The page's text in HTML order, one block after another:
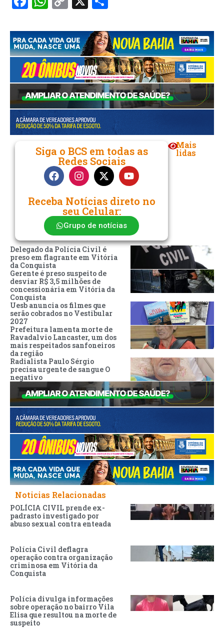
Siga o BCS em todas as
Redes Sociais
Receba Notícias direto no
seu Celular:
Grupo de notícias
Mais
lidas
Delegado da Polícia Civil é
preso em flagrante em Vitória
da Conquista
Gerente é preso suspeito de
desviar R$ 3,5 milhões de
concessionária em Vitória da
Conquista
Uesb anuncia os filmes que
serão cobrados no Vestibular
2027
Prefeitura lamenta morte de
Ravadalvio Lancaster, um dos
mais respeitados sanfoneiros
da região
Radialista Paulo Sérgio
precisa urgente de sangue O
negativo
Noticias Relacionadas
POLÍCIA CIVIL prende ex-
padrasto investigado por
abuso sexual contra enteada
Polícia Civil deflagra
operação contra organização
criminosa em Vitória da
Conquista
Polícia divulga informações
sobre operação no bairro Vila
Elisa que resultou na morte de
suspeito